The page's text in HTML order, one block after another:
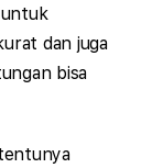
dan juga
bisa